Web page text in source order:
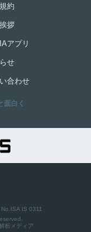
約
拶
アプリ
せ
合わせ
面白く
IS 0311
析メディア